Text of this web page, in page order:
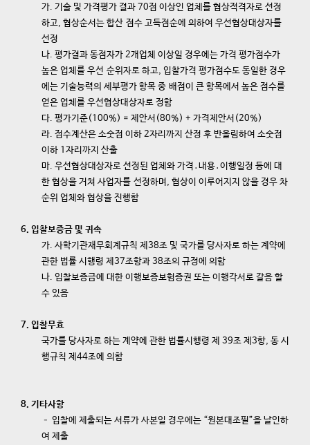
가. 기술 및 가격평가 결과 70점 이상인 업체를 협상적격자로 선정
하고, 협상순서는 합산 점수 고득점순에 의하여 우선협상대상자를
선정
나. 평가결과 동점자가 2개업체 이상일 경우에는 가격 평가점수가
높은 업체를 우선 순위자로 하고, 입찰가격 평가점수도 동일한 경우
에는 기술능력의 세부평가 항목 중 배점이 큰 항목에서 높은 점수를
얻은 업체를 우선협상대상자로 정함
다. 평가기준(100%) = 제안서(80%) + 가격제안서(20%)
라. 점수계산은 소숫점 이하 2자리까지 산정 후 반올림하여 소숫점
이하 1자리까지 산출
마. 우선협상대상자로 선정된 업체와 가격․내용․이행일정 등에 대
한 협상을 거쳐 사업자를 선정하며, 협상이 이루어지지 않을 경우 차
순위 업체와 협상을 진행함
6. 입찰보증금 및 귀속
가. 사학기관재무회계규칙 제38조 및 국가를 당사자로 하는 계약에
관한 법률 시행령 제37조항과 38조의 규정에 의함
나. 입찰보증금에 대한 이행보증보험증권 또는 이행각서로 갈음 할
수 있음
7. 입찰무효
국가를 당사자로 하는 계약에 관한 법률시행령 제 39조 제3항, 동 시
행규칙 제44조에 의함
8. 기타사항
– 입찰에 제출되는 서류가 사본일 경우에는 “원본대조필”을 날인하
여 제출